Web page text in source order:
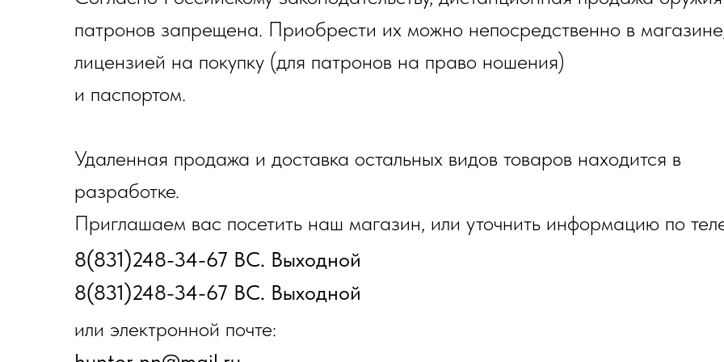
патронов запрещена. Приобрести их можно непосредственно в
лицензией на покупку (для патронов на право ношения)
и паспортом.
Удаленная продажа и доставка остальных видов товаров находится в
разработке.
Приглашаем вас посетить наш магазин, или уточнить информацию по
8(831)248-34-67 ВС. Выходной
8(831)248-34-67 ВС. Выходной
или электронной почте: